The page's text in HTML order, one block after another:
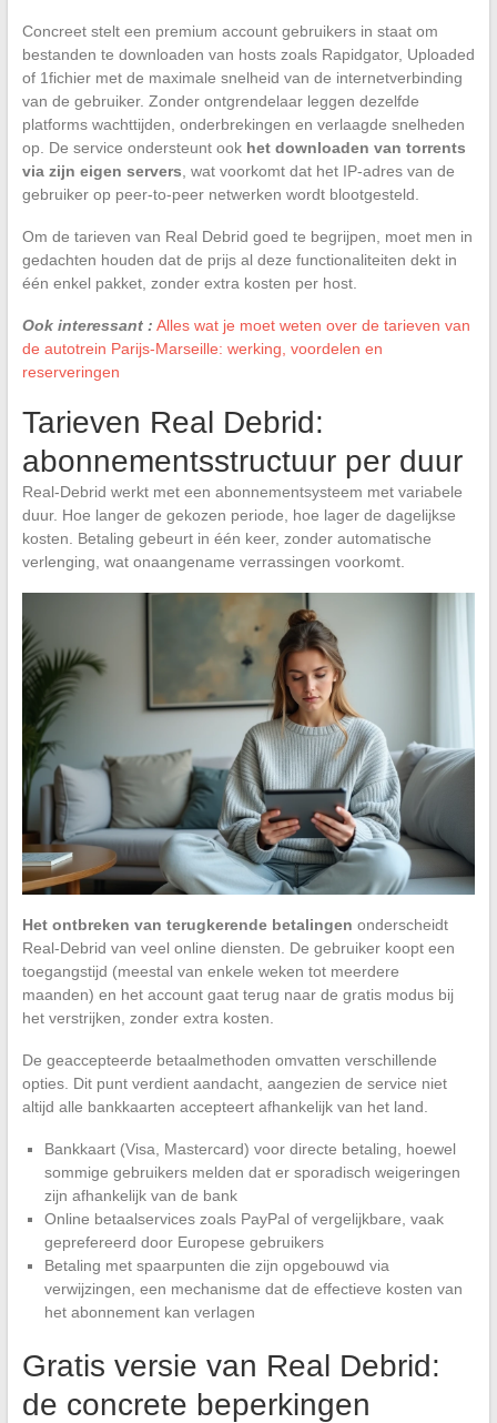
Concreet stelt een premium account gebruikers in staat om
bestanden te downloaden van hosts zoals Rapidgator, Uploaded
of 1fichier met de maximale snelheid van de internetverbinding
van de gebruiker. Zonder ontgrendelaar leggen dezelfde
platforms wachttijden, onderbrekingen en verlaagde snelheden
op. De service ondersteunt ook het downloaden van torrents
via zijn eigen servers , wat voorkomt dat het IP-adres van de
gebruiker op peer-to-peer netwerken wordt blootgesteld.
Om de tarieven van Real Debrid goed te begrijpen, moet men in
gedachten houden dat de prijs al deze functionaliteiten dekt in
één enkel pakket, zonder extra kosten per host.
Ook interessant : Alles wat je moet weten over de tarieven van
de autotrein Parijs-Marseille: werking, voordelen en
reserveringen
Tarieven Real Debrid:
abonnementsstructuur per duur
Real-Debrid werkt met een abonnementsysteem met variabele
duur. Hoe langer de gekozen periode, hoe lager de dagelijkse
kosten. Betaling gebeurt in één keer, zonder automatische
verlenging, wat onaangename verrassingen voorkomt.
Het ontbreken van terugkerende betalingen onderscheidt
Real-Debrid van veel online diensten. De gebruiker koopt een
toegangstijd (meestal van enkele weken tot meerdere
maanden) en het account gaat terug naar de gratis modus bij
het verstrijken, zonder extra kosten.
De geaccepteerde betaalmethoden omvatten verschillende
opties. Dit punt verdient aandacht, aangezien de service niet
altijd alle bankkaarten accepteert afhankelijk van het land.
Bankkaart (Visa, Mastercard) voor directe betaling, hoewel
sommige gebruikers melden dat er sporadisch weigeringen
zijn afhankelijk van de bank
Online betaalservices zoals PayPal of vergelijkbare, vaak
geprefereerd door Europese gebruikers
Betaling met spaarpunten die zijn opgebouwd via
verwijzingen, een mechanisme dat de effectieve kosten van
het abonnement kan verlagen
Gratis versie van Real Debrid:
de concrete beperkingen